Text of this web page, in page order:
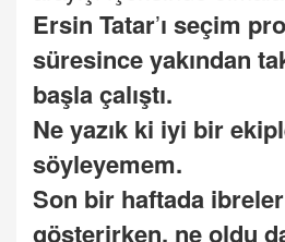
Ersin Tatar’ı seçim
süresince yakından
başla çalıştı.
Ne yazık ki iyi bir
söyleyemem.
Son bir haftada ibreler
gösterirken, ne oldu